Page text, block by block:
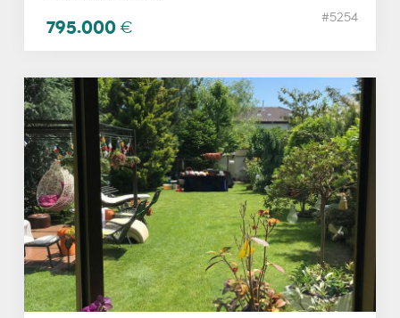
795.000 €
#5254